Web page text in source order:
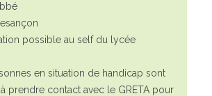
possible au self du lycée
en situation de handicap sont
prendre contact avec le GRETA pour